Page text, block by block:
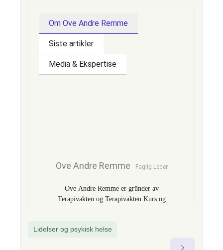
muskulatur (spenninger).
Pusteteknikker, metakognitiv terapi, fysisk
Noen klarer det ved hjelp av egenmestring og
Om Ove Andre Remme
Siste artikler
Media & Ekspertise
Ove Andre Remme Faglig Leder
Ove Andre Remme er gründer av
Terapivakten og Terapivakten Kurs og
avhengighetsterapi. Med over 18 års
Lidelser og psykisk helse